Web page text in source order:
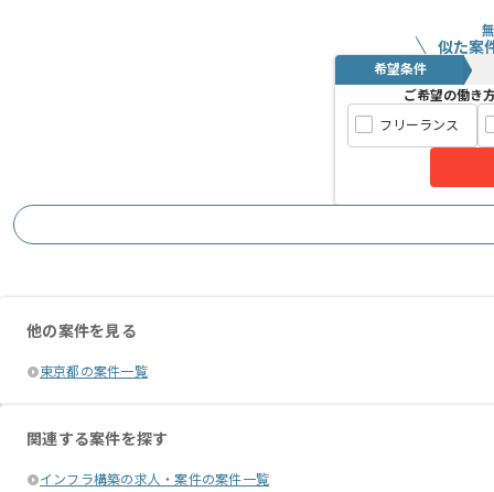
似た案
希望条件
ご希望の働き
フリーランス
他の案件を見る
東京都の案件一覧
関連する案件を探す
インフラ構築の求人・案件の案件一覧